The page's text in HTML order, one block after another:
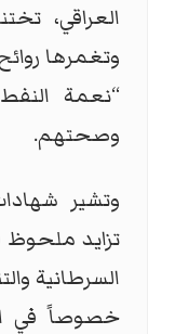
العراقي،
وتغمرها
“نعمة
وصحتهم.
وتشير
تزايد ملحوظ
السرطانية
خصوصاً في